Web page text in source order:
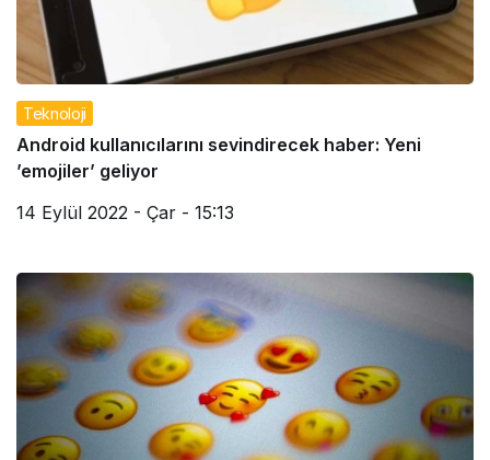
Teknoloji
Android kullanıcılarını sevindirecek haber: Yeni
’emojiler’ geliyor
14 Eylül 2022 - Çar - 15:13